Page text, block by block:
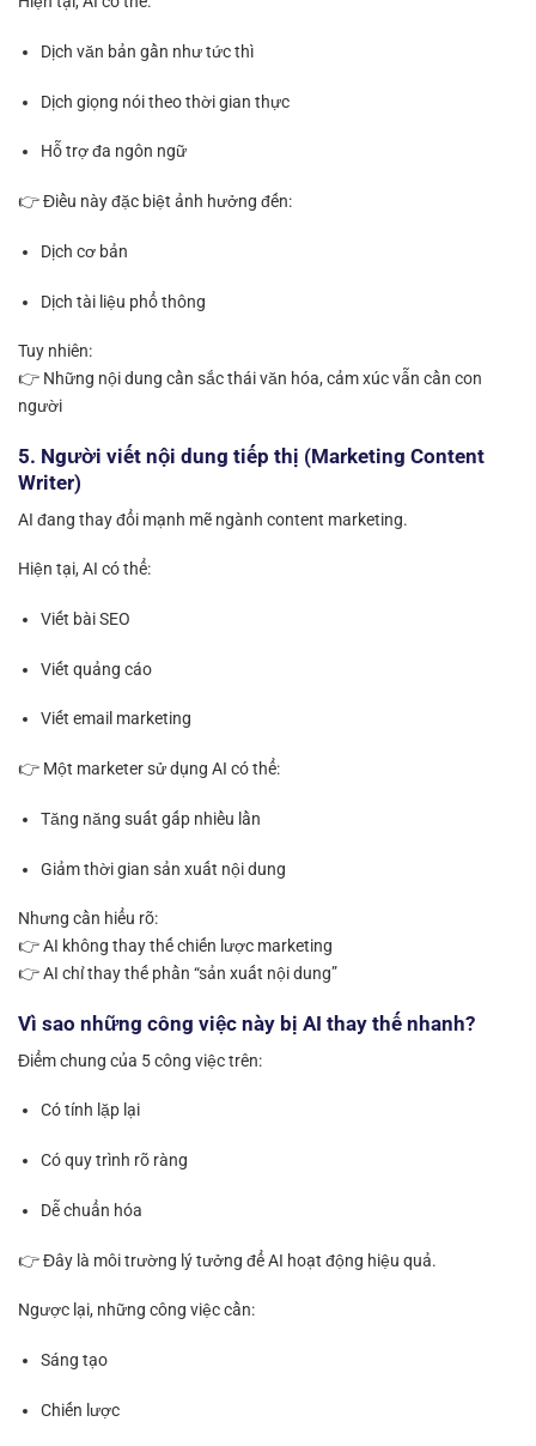
Dịch văn bản gần như tức thì
Dịch giọng nói theo thời gian thực
Hỗ trợ đa ngôn ngữ
👉 Điều này đặc biệt ảnh hưởng đến:
Dịch cơ bản
Dịch tài liệu phổ thông
Tuy nhiên:
👉 Những nội dung cần sắc thái văn hóa, cảm xúc vẫn cần con
người
5. Người viết nội dung tiếp thị (Marketing Content
Writer)
AI đang thay đổi mạnh mẽ ngành content marketing.
Hiện tại, AI có thể:
Viết bài SEO
Viết quảng cáo
Viết email marketing
👉 Một marketer sử dụng AI có thể:
Tăng năng suất gấp nhiều lần
Giảm thời gian sản xuất nội dung
Nhưng cần hiểu rõ:
👉 AI không thay thế chiến lược marketing
👉 AI chỉ thay thế phần “sản xuất nội dung”
Vì sao những công việc này bị AI thay thế nhanh?
Điểm chung của 5 công việc trên:
Có tính lặp lại
Có quy trình rõ ràng
Dễ chuẩn hóa
👉 Đây là môi trường lý tưởng để AI hoạt động hiệu quả.
Ngược lại, những công việc cần:
Sáng tạo
Chiến lược